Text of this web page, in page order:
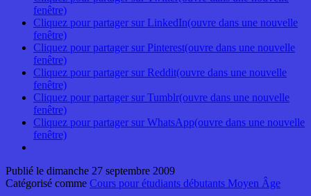
fenêtre)
Cliquez pour partager sur LinkedIn(ouvre dans une nouvelle
fenêtre)
Cliquez pour partager sur Pinterest(ouvre dans une nouvelle
fenêtre)
Cliquez pour partager sur Reddit(ouvre dans une nouvelle
fenêtre)
Cliquez pour partager sur Tumblr(ouvre dans une nouvelle
fenêtre)
Cliquez pour partager sur WhatsApp(ouvre dans une nouvelle
fenêtre)
Publié le dimanche 27 septembre 2009
Catégorisé comme Cours pour étudiants débutants Moyen Âge